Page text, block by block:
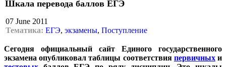
Шкала перевода баллов ЕГЭ
07 June 2011
Тематика: ЕГЭ, экзамены, Поступление
Сегодня официальный сайт Единого государственного
экзамена опубликовал таблицы соответствия первичныхи